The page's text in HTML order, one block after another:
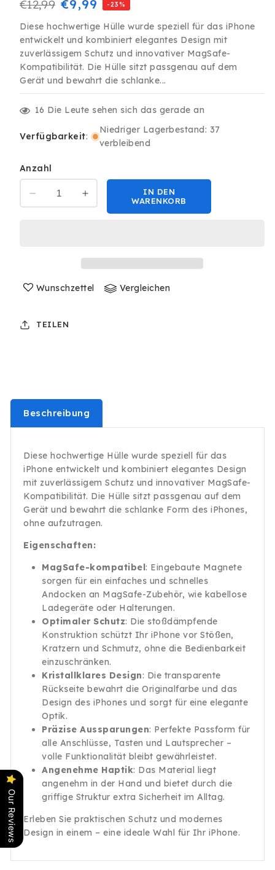
Normaler
Preis
€12,99 Verkaufspreis
€9,99 -23%
Diese hochwertige Hülle wurde speziell für das iPhone
entwickelt und kombiniert elegantes Design mit
zuverlässigem Schutz und innovativer MagSafe-
Kompatibilität. Die Hülle sitzt passgenau auf dem
Gerät und bewahrt die schlanke...
16 Die Leute sehen sich das gerade an
Verfügbarkeit:
Niedriger Lagerbestand: 37
verbleibend
Anzahl
Verringere
die
MagSafe
16
Erhöhe
die
MagSafe
Blau
IN DEN
WARENKORB
Wunschzettel Vergleichen
TEILEN
Beschreibung
Diese hochwertige Hülle wurde speziell für das
iPhone entwickelt und kombiniert elegantes Design
mit zuverlässigem Schutz und innovativer MagSafe-
Kompatibilität. Die Hülle sitzt passgenau auf dem
Gerät und bewahrt die schlanke Form des iPhones,
ohne aufzutragen.
Eigenschaften:
MagSafe-kompatibel: Eingebaute Magnete
sorgen für ein einfaches und schnelles
Andocken an MagSafe-Zubehör, wie kabellose
Ladegeräte oder Halterungen.
Optimaler Schutz: Die stoßdämpfende
Konstruktion schützt Ihr iPhone vor Stößen,
Kratzern und Schmutz, ohne die Bedienbarkeit
einzuschränken.
Kristallklares Design: Die transparente
Rückseite bewahrt die Originalfarbe und das
Design des iPhones und sorgt für eine elegante
Optik.
Präzise Aussparungen: Perfekte Passform für
alle Anschlüsse, Tasten und Lautsprecher –
volle Funktionalität bleibt gewährleistet.
Angenehme Haptik: Das Material liegt
angenehm in der Hand und bietet durch die
griffige Struktur extra Sicherheit im Alltag.
Erleben Sie praktischen Schutz und modernes
Design in einem – eine ideale Wahl für Ihr iPhone.
Our Reviews